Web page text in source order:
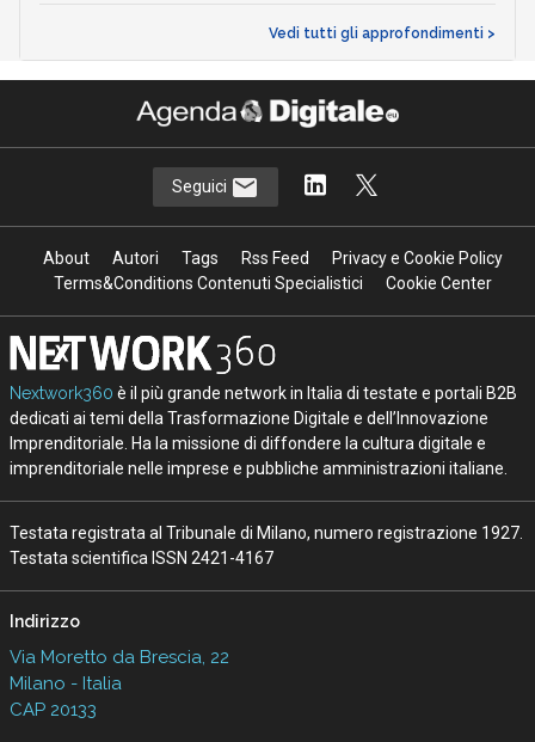
Vedi tutti gli approfondimenti >
Seguici
About Autori Tags Rss Feed
Privacy e Cookie Policy
Terms&Conditions Contenuti Specialistici
Cookie Center
Nextwork360 è il più grande network in Italia di testate e portali B2B
dedicati ai temi della Trasformazione Digitale e dell’Innovazione
Imprenditoriale. Ha la missione di diffondere la cultura digitale e
imprenditoriale nelle imprese e pubbliche amministrazioni italiane.
Testata registrata al Tribunale di Milano, numero registrazione 1927.
Testata scientifica ISSN 2421-4167
Indirizzo
Via Moretto da Brescia, 22
Milano - Italia
CAP 20133